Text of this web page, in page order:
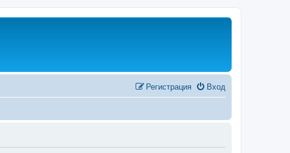
Вход
Регистрация